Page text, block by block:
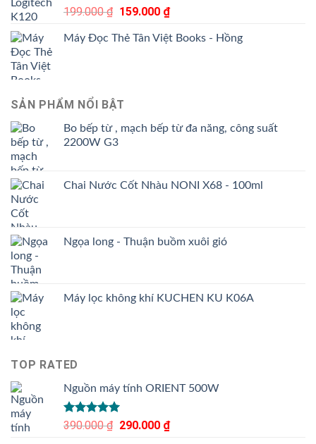
Được
4.00 5
sao
199.000₫
Giá
là:
159.000 ₫Giá
tại
Máy Đọc Thẻ Tân Việt Books - Hồng
SẢN PHẨM NỔI BẬT
Bo bếp từ , mạch bếp từ đa năng, công suất
2200W G3
Chai Nước Cốt Nhàu NONI X68 - 100ml
Ngọa long - Thuận buồm xuôi gió
Máy lọc không khí KUCHEN KU K06A
TOP RATED
Nguồn máy tính ORIENT 500W
Được xếp
5.00
390.000₫
Giá
290.000 ₫Giá